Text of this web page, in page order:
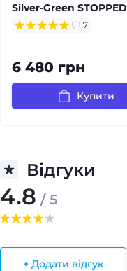
Silver-Green STOPPED
7
6 480 грн
Купити
Відгуки
4.8 / 5
+ Додати відгук